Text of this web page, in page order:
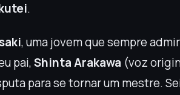
.
, uma jovem que sempre
pai,Shinta Arakawa (voz
para se tornar um mestre.